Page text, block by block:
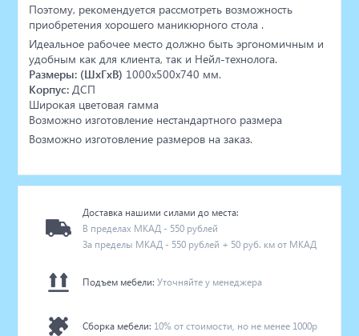
Поэтому, рекомендуется рассмотреть возможность
приобретения хорошего маникюрного стола .
Идеальное рабочее место должно быть эргономичным и
удобным как для клиента, так и Нейл-технолога.
Размеры: (ШхГхВ) 1000х500х740 мм.
Корпус: ДСП
Широкая цветовая гамма
Возможно изготовление нестандартного размера
Возможно изготовление размеров на заказ.
Доставка нашими силами до места:
В пределах МКАД - 550 рублей
За пределы МКАД - 550 рублей + 50 руб. км от МКАД
Подъем мебели:Уточняйте у менеджера
Сборка мебели: 10% от стоимости, но не менее 1000р